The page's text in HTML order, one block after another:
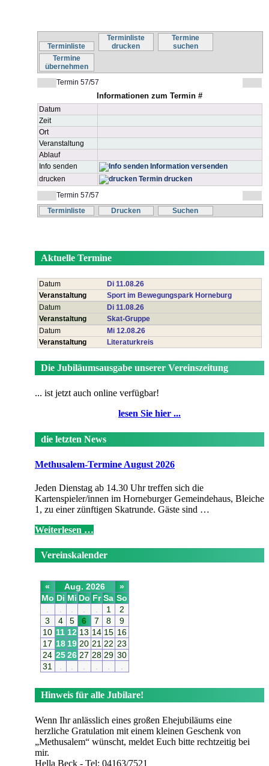
Terminliste
Terminliste
drucken
Termine
suchen
Termine
übernehmen
Termin 57/57
Informationen zum Termin #
Datum
Zeit
Ort
Veranstaltung
Ablauf
Info senden
Information versenden
drucken
Termin drucken
Termin 57/57
Terminliste
Drucken Suchen
Aktuelle Termine
Datum
Di 11.08.26
Veranstaltung
Sport im Bewegungspark Horneburg
Datum
Di 11.08.26
Veranstaltung
Skat-Gruppe
Datum
Mi 12.08.26
Veranstaltung
Literaturkreis
Die Jubiläumsausgabe unserer Vereinszeitung
... ist jetzt auch online verfügbar!
lesen Sie hier ...
die letzten News
Methusalem-Termine August 2026
Jeden Dienstag ab 14.30 Uhr treffen sich die
Kartenspieler/innen im Horneburger Gemeindehaus, Bleiche
1, zu einer zünftigen Skatrunde. Gäste sind …
Weiterlesen …
Vereinskalender
« Aug. 2026
»
Mo Di Mi Do Fr Sa So
1
2
3
4 5 6 7 8
9
10 11 12 13 14 15 16
17 18 19 20 21 22 23
24 2526 27 28 29 30
31
Hinweis für alle Jubilare!
Wenn Ihr anlässlich eines großen Ehejubiläums eine
herzliche Gratulation mit einem kleinen Geschenk von
„Methusalem“ wünscht, meldet Euch bitte rechtzeitig bei
mir.
Hella Beck - Tel: 04163/7521